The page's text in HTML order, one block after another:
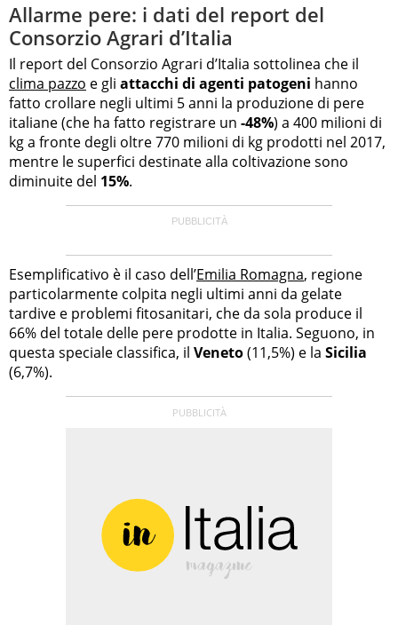
Allarme pere: i dati del report del
Consorzio Agrari d’Italia
Il report del Consorzio Agrari d’Italia sottolinea che il
clima pazzo e gli attacchi di agenti patogeni hanno
fatto crollare negli ultimi 5 anni la produzione di pere
italiane (che ha fatto registrare un -48%) a 400 milioni di
kg a fronte degli oltre 770 milioni di kg prodotti nel 2017,
mentre le superfici destinate alla coltivazione sono
diminuite del 15%.
Esemplificativo è il caso dell’Emilia Romagna, regione
particolarmente colpita negli ultimi anni da gelate
tardive e problemi fitosanitari, che da sola produce il
66% del totale delle pere prodotte in Italia. Seguono, in
questa speciale classifica, il Veneto(11,5%) e la Sicilia
(6,7%).